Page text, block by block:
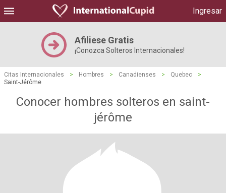
Ingresar
Afiliese Gratis
¡Conozca Solteros Internacionales!
Citas Internacionales > Hombres > Canadienses > Quebec
>
Saint-Jérôme
Conocer hombres solteros en saint-
jérôme